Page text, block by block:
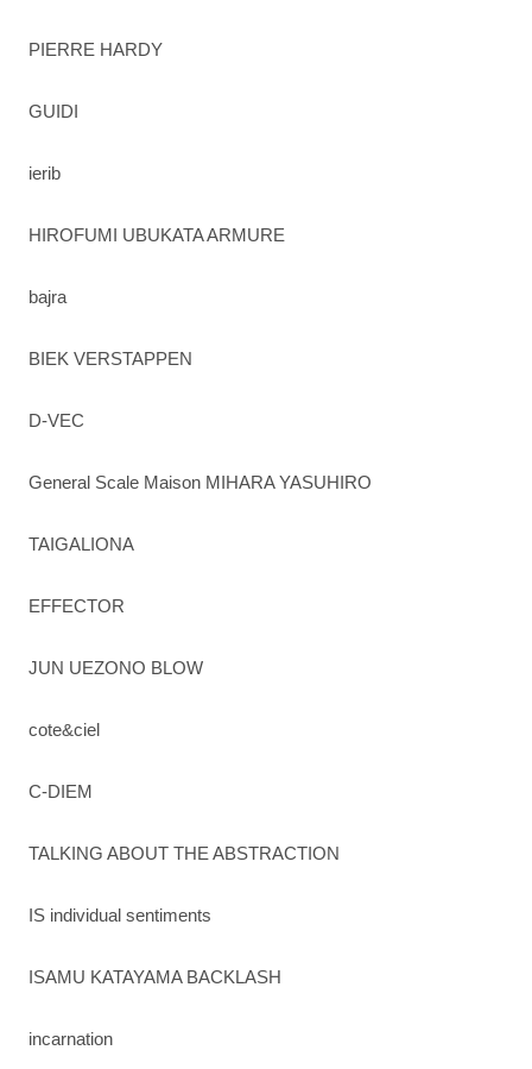
PIERRE HARDY
GUIDI
ierib
HIROFUMI UBUKATA ARMURE
bajra
BIEK VERSTAPPEN
D-VEC
General Scale Maison MIHARA YASUHIRO
TAIGALIONA
EFFECTOR
JUN UEZONO BLOW
cote&ciel
C-DIEM
TALKING ABOUT THE ABSTRACTION
IS individual sentiments
ISAMU KATAYAMA BACKLASH
incarnation